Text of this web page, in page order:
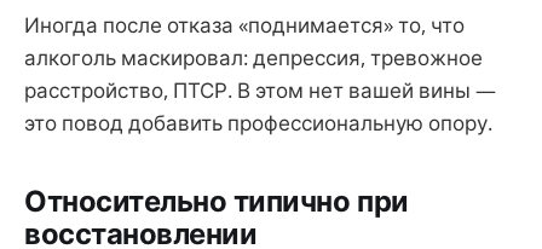
Иногда после отказа «поднимается» то, что
алкоголь маскировал: депрессия, тревожное
расстройство, ПТСР. В этом нет вашей вины —
это повод добавить профессиональную опору.
Относительно типично при
восстановлении